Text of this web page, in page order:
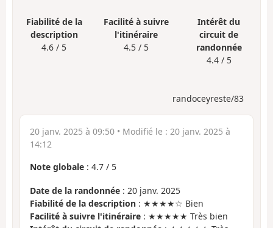
Fiabilité de la
description
4.6 / 5
Facilité à suivre
l'itinéraire
4.5 / 5
Intérêt du
circuit de
randonnée
4.4 / 5
randoceyreste/83
20 janv. 2025 à 09:50 • Modifié le : 20 janv. 2025 à
14:12
Note globale : 4.7 / 5
Date de la randonnée : 20 janv. 2025
Fiabilité de la description : ★★★★☆ Bien
Facilité à suivre l'itinéraire : ★★★★★ Très bien